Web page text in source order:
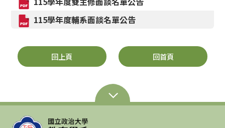
115學年度輔系面談名單公告
回上頁 回首頁